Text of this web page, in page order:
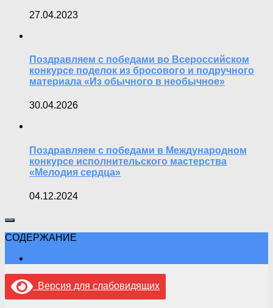
27.04.2023
Поздравляем с победами во Всероссийском
конкурсе поделок из бросового и подручного
материала «Из обычного в необычное»
30.04.2026
Поздравляем с победами в Международном
конкурсе исполнительского мастерства
«Мелодия сердца»
04.12.2024
СОДЕРЖАНИЕ
Версия для слабовидящих